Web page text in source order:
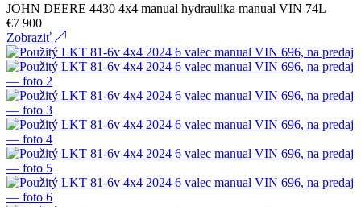
JOHN DEERE 4430 4x4 manual hydraulika manual VIN 74L
€7 900
Zobraziť